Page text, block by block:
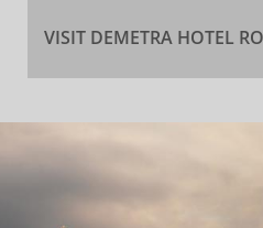
VISIT DEMETRA HOTEL